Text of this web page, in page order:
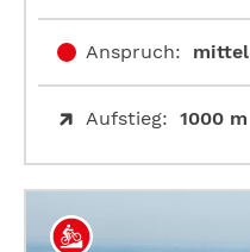
Anspruch: mittel
Aufstieg: 1000 m